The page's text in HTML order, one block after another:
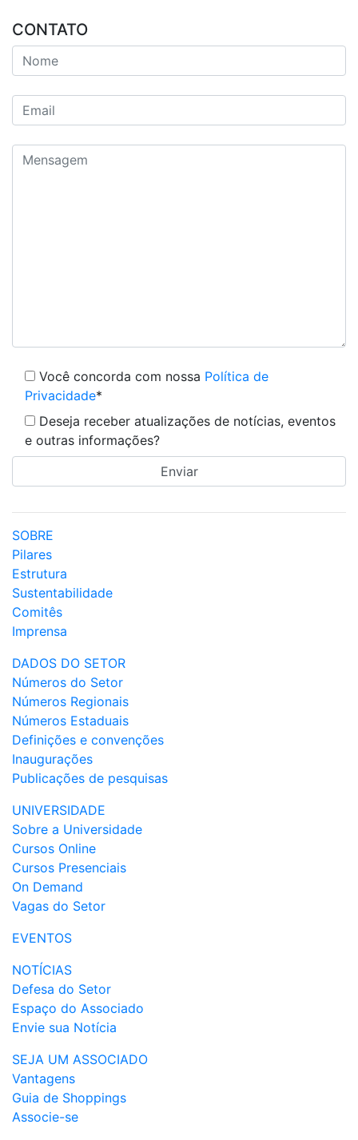
CONTATO
Você concorda com nossa Política de
Privacidade*
Deseja receber atualizações de notícias, eventos
e outras informações?
SOBRE
Pilares
Estrutura
Sustentabilidade
Comitês
Imprensa
DADOS DO SETOR
Números do Setor
Números Regionais
Números Estaduais
Definições e convenções
Inaugurações
Publicações de pesquisas
UNIVERSIDADE
Sobre a Universidade
Cursos Online
Cursos Presenciais
On Demand
Vagas do Setor
EVENTOS
NOTÍCIAS
Defesa do Setor
Espaço do Associado
Envie sua Notícia
SEJA UM ASSOCIADO
Vantagens
Guia de Shoppings
Associe-se